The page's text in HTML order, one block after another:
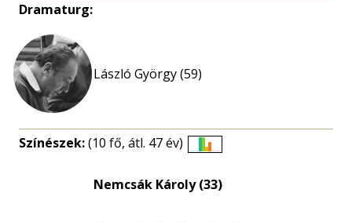
Dramaturg:
László György (59)
Színészek:(10 fő, átl. 47 év)
eloszlás
Nemcsák Károly (33)